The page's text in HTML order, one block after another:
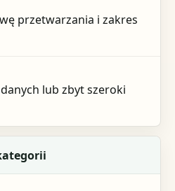
przetwarzania i zakres
lub zbyt szeroki